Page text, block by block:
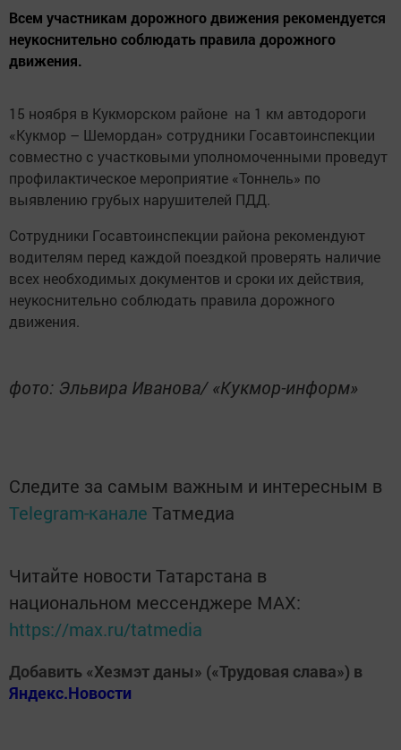
Всем участникам дорожного движения рекомендуется
неукоснительно соблюдать правила дорожного
движения.
15 ноября в Кукморском районе на 1 км автодороги
«Кукмор – Шемордан» сотрудники Госавтоинспекции
совместно с участковыми уполномоченными проведут
профилактическое мероприятие «Тоннель» по
выявлению грубых нарушителей ПДД.
Сотрудники Госавтоинспекции района рекомендуют
водителям перед каждой поездкой проверять наличие
всех необходимых документов и сроки их действия,
неукоснительно соблюдать правила дорожного
движения.
фото: Эльвира Иванова/ «Кукмор-информ»
Следите за самым важным и интересным в
Telegram-канале Татмедиа
Читайте новости Татарстана в
национальном мессенджере MАХ:
https://max.ru/tatmedia
Добавить «Хезмэт даны» («Трудовая слава») в
Яндекс.Новости